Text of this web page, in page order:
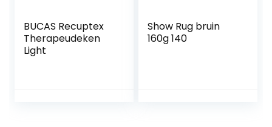
BUCAS Recuptex
Therapeudeken
Light
Show Rug bruin
160g 140